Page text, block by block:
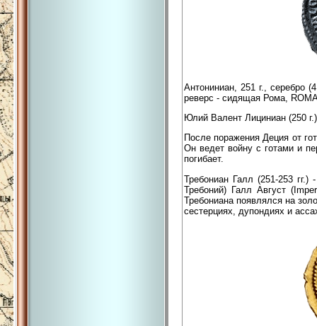
Антониниан, 251 г., серебро
реверс - сидящая Рома,
Юлий Валент Лициниан (250
После поражения Деция от
Он ведет войну с готами и
погибает.
Требониан Галл (251-253
Требоний) Галл Август
Требониана появлялся на
сестерциях, дупондиях и